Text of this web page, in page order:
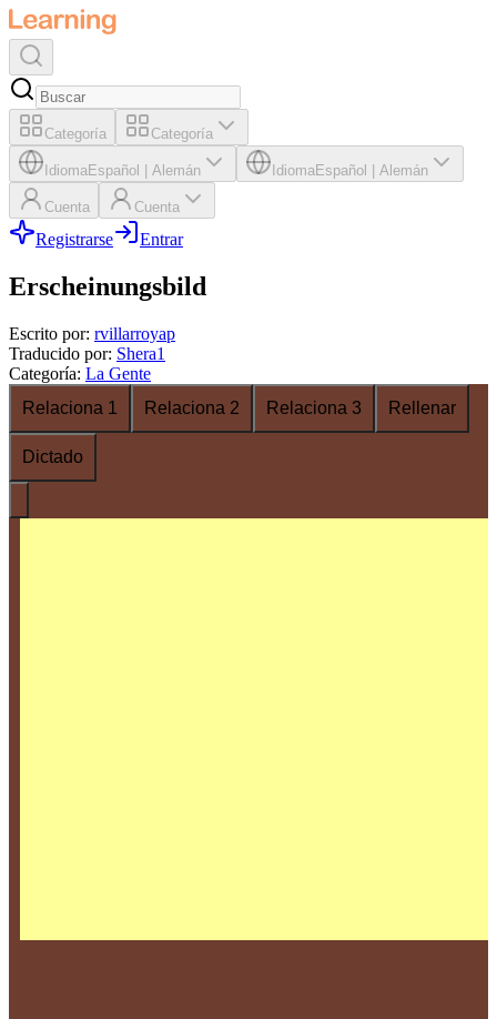
Categoría Categoría
IdiomaEspañol Alemán IdiomaEspañol Alemán
Cuenta Cuenta
Registrarse Entrar
Erscheinungsbild
Escrito por: rvillarroyap
Traducido por: Shera1
Categoría: La Gente
Relaciona 1
Relaciona 2 Relaciona 3 Rellenar
Dictado